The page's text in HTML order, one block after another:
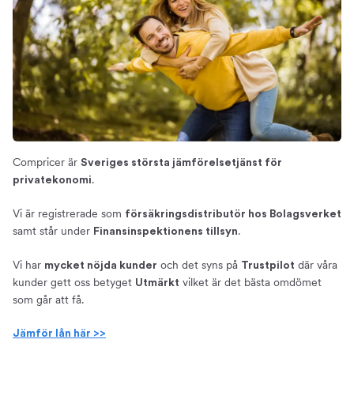
Compricer är Sveriges största jämförelsetjänst för
privatekonomi.
Vi är registrerade som försäkringsdistributör hos Bolagsverket
samt står under Finansinspektionens tillsyn.
Vi har mycket nöjda kunder och det syns på Trustpilot där våra
kunder gett oss betyget Utmärkt vilket är det bästa omdömet
som går att få.
Jämför lån här >>